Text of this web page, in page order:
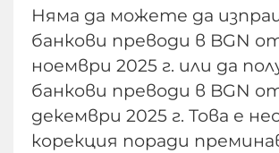
Няма да можете да
банкови преводи в BGN
ноември 2025 г. или да
банкови преводи в BGN
декември 2025 г. Това е
корекция поради